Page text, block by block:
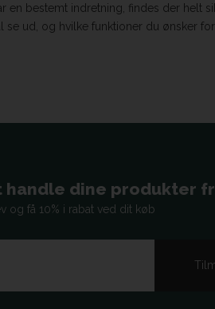
bestemt indretning, findes der helt
ud, og hvilke funktioner du ønsker for
dine produkter
og få 10% i rabat ved dit køb